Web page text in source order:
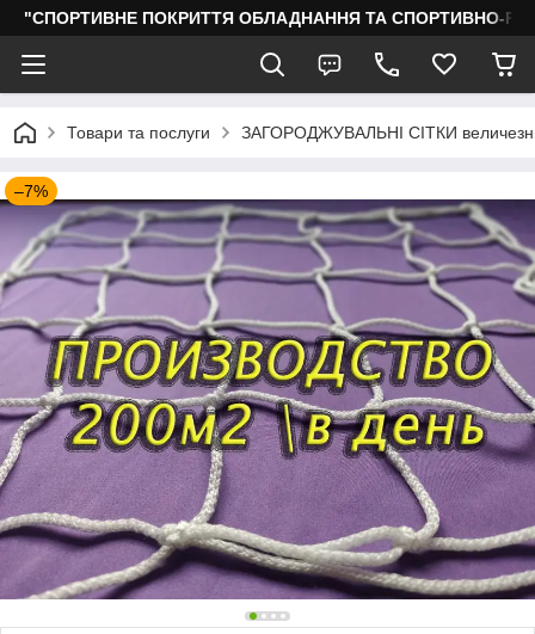
"СПОРТИВНЕ ПОКРИТТЯ ОБЛАДНАННЯ ТА СПОРТИВНО-
Товари та послуги ЗАГОРОДЖУВАЛЬНІ СІТКИ
–7%